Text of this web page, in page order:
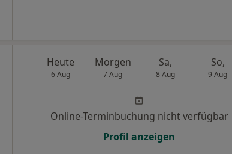
Heute
6 Aug
Morgen
7 Aug
Sa,
8 Aug
So,
9 Aug
Online-Terminbuchung nicht verfügbar
Profil anzeigen